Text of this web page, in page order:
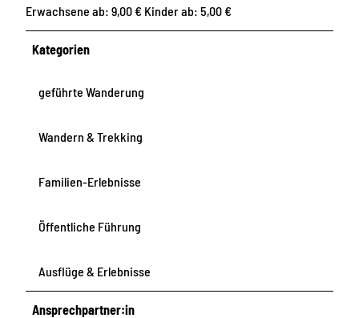
Erwachsene ab: 9,00 € Kinder ab: 5,00 €
Kategorien
geführte Wanderung
Wandern & Trekking
Familien-Erlebnisse
Öffentliche Führung
Ausflüge & Erlebnisse
Ansprechpartner:in